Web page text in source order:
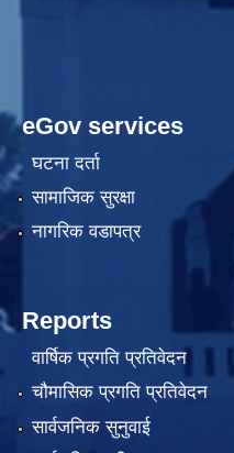
eGov services
घटना दर्ता
सामाजिक सुरक्षा
नागरिक वडापत्र
Reports
वार्षिक प्रगति प्रतिवेदन
चौमासिक प्रगति प्रतिवेदन
सार्वजनिक सुनुवाई